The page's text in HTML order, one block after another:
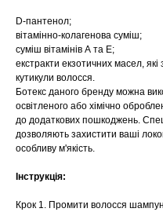
D-пантенол;
вітамінно-колагенова суміш;
суміш вітамінів А та Е;
екстракти екзотичних масел,
кутикули волосся.
Ботекс даного бренду можна
освітленого або хімічно
до додаткових пошкоджень.
дозволяють захистити ваші
особливу м'якість.
Інструкція:
Крок 1. Промити волосся